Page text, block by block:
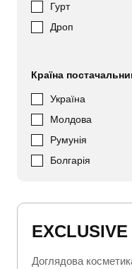
Гурт
Дроп
Країна
Україна
Молдова
Румунія
Болгарія
Доглядова